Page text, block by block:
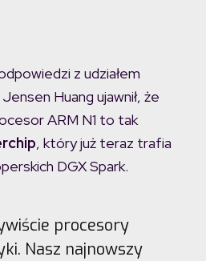
z udziałem
Huang ujawnił, że
ARM N1 to tak
, który już teraz trafia
DGX Spark.
procesory
Nasz najnowszy